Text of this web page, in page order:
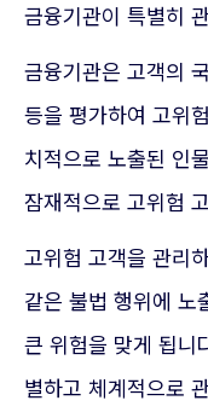
금융기관이 특별히
금융기관은 고객의
등을 평가하여 고위
치적으로 노출된 인
잠재적으로 고위험
고위험 고객을 관리
같은 불법 행위에 노
큰 위험을 맞게 됩니
별하고 체계적으로